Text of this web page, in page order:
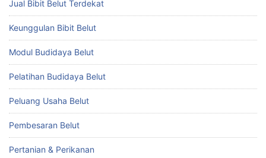
Jual Bibit Belut Terdekat
Keunggulan Bibit Belut
Modul Budidaya Belut
Pelatihan Budidaya Belut
Peluang Usaha Belut
Pembesaran Belut
Pertanian & Perikanan